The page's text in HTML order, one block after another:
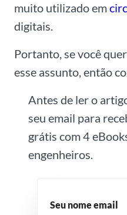
muito utilizado em
digitais.
Portanto, se você
esse assunto, então
Antes de ler o
seu email para
grátis com 4
engenheiros.
Seu nome email